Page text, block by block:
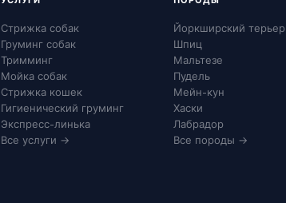
Стрижка собак
Груминг собак
Тримминг
Мойка собак
Стрижка кошек
Гигиенический груминг
Экспресс-линька
Все услуги →
Йоркширский терьер
Шпиц
Мальтезе
Пудель
Мейн-кун
Хаски
Лабрадор
Все породы →